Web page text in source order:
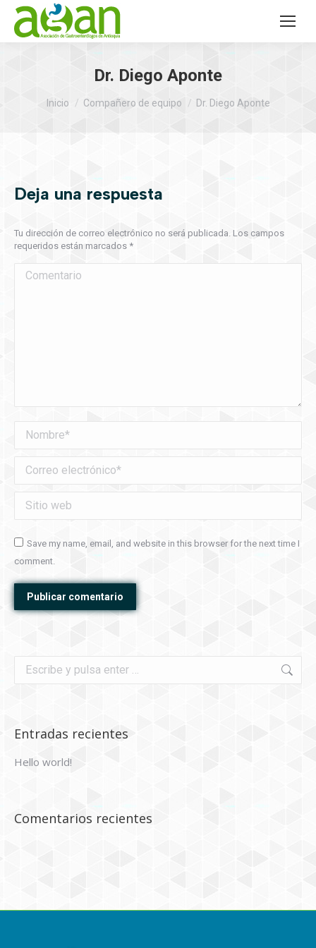
Dr. Diego Aponte
Estás aquí:
Inicio Compañero de equipo Dr. Diego Aponte
Deja una respuesta
Tu dirección de correo electrónico no será publicada. Los campos
requeridos están marcados *
Comentario
Nombre *
Correo electrónico *
Sitio web
Save my name, email, and website in this browser for the next time I
comment.
Publicar comentario
Buscar:
Entradas recientes
Hello world!
Comentarios recientes